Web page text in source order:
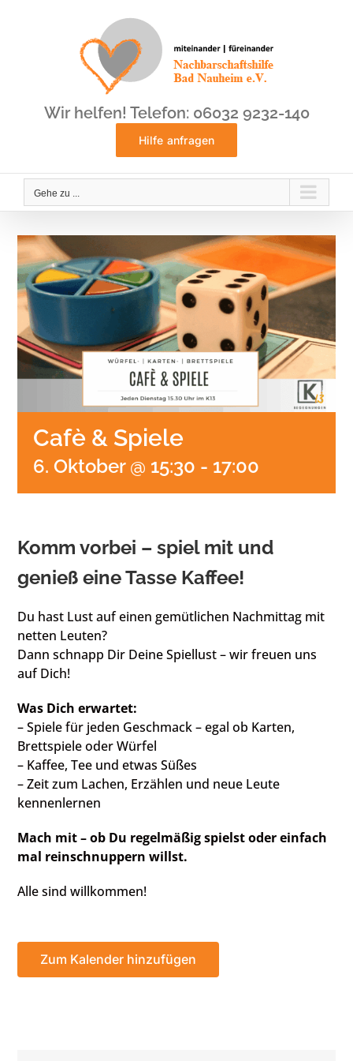
Wir helfen! Telefon: 06032 9232-140
Hilfe anfragen
Gehe zu ...
Cafè & Spiele
6. Oktober @ 15:30 - 17:00
Komm vorbei – spiel mit und
genieß eine Tasse Kaffee!
Du hast Lust auf einen gemütlichen Nachmittag mit
netten Leuten?
Dann schnapp Dir Deine Spiellust – wir freuen uns
auf Dich!
Was Dich erwartet:
– Spiele für jeden Geschmack – egal ob Karten,
Brettspiele oder Würfel
– Kaffee, Tee und etwas Süßes
– Zeit zum Lachen, Erzählen und neue Leute
kennenlernen
Mach mit – ob Du regelmäßig spielst oder einfach
mal reinschnuppern willst.
Alle sind willkommen!
Zum Kalender hinzufügen